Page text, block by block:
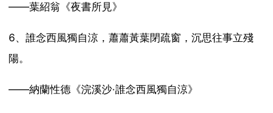
——葉紹翁《夜書所見》
6、誰念西風獨自涼，蕭蕭黃葉閉疏窗，沉思往事立殘
陽。
——納蘭性德《浣溪沙·誰念西風獨自涼》